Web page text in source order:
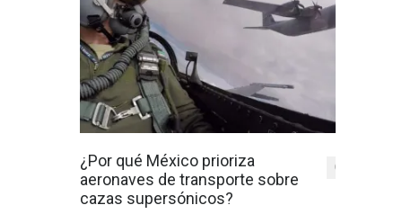
¿Por qué México prioriza
aeronaves de transporte sobre
cazas supersónicos?
0